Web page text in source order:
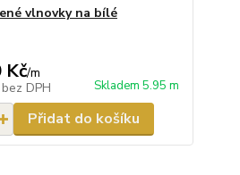
vlnovky na bílé
Kč/m
bez DPH Skladem 5.95 m
Přidat do košíku